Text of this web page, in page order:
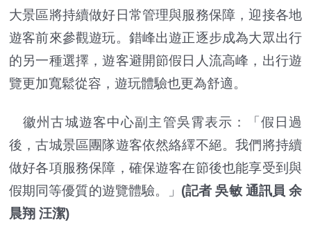
大景區將持續做好日常管理與服務保障，迎接各地
遊客前來參觀遊玩。錯峰出遊正逐步成為大眾出行
的另一種選擇，遊客避開節假日人流高峰，出行遊
覽更加寬鬆從容，遊玩體驗也更為舒適。
徽州古城遊客中心副主管吳霄表示：「假日過
後，古城景區團隊遊客依然絡繹不絕。我們將持續
做好各項服務保障，確保遊客在節後也能享受到與
假期同等優質的遊覽體驗。」 (記者 吳敏 通訊員 余
晨翔 汪潔)